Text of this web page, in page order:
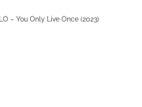
– You Only Live Once (2023)